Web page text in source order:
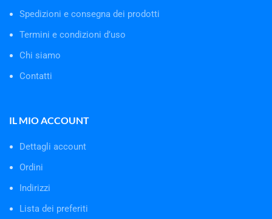
Spedizioni e consegna dei prodotti
Termini e condizioni d’uso
Chi siamo
Contatti
IL MIO ACCOUNT
Dettagli account
Ordini
Indirizzi
Lista dei preferiti